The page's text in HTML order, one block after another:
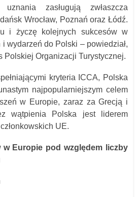
zasługują zwłaszcza
Wrocław, Poznań oraz Łódź.
i życzę kolejnych sukcesów w
wydarzeń do Polski – powiedział,
Polskiej Organizacji Turystycznej.
kryteria ICCA, Polska
najpopularniejszym celem
w Europie, zaraz za Grecją i
wątpienia Polska jest liderem
UE.
w Europie pod względem liczby